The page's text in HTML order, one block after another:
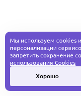
Мы используем cookies
персонализации
запретить сохранение
использования Cookies
Хорошо